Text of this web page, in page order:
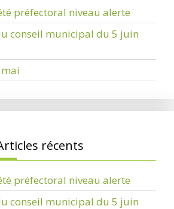
préfectoral niveau alerte
conseil municipal du 5 juin
récents
préfectoral niveau alerte
conseil municipal du 5 juin